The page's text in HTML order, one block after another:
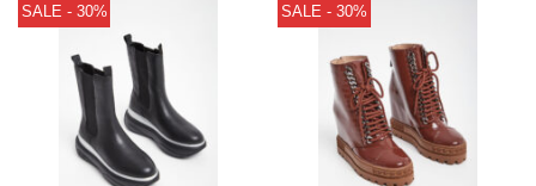
SALE - 30% SALE - 30%